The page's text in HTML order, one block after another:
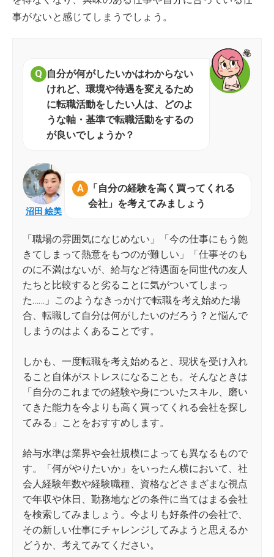
事がないと感じてしまうでしょう。
自分が何がしたいかはわからない
けれど、環境や待遇を変えるため
に転職活動をしたい人は、どのよ
うな軸・基準で転職活動をするの
が良いでしょうか？
沼田 絵美
「自分の経験を高く買ってくれる
会社」を考えてみましょう
「職場の雰囲気になじめない」「今の仕事にもう飽
きてしまって熱意をもつのが難しい」「仕事そのも
のに不満はないが、給与など待遇面を同世代の友人
たちと比較すると劣ることに気がついてしまっ
た……」このようなきっかけで転職を考え始めた場
合、転職して自分は何がしたいのだろう？と悩んで
しまうのはよくあることです。
しかも、一度転職を考え始めると、現状を受け入れ
ること自体がストレスになることも。そんなときは
「自分のこれまでの経験や身についたスキル、磨い
てきた能力を今よりも高く買ってくれる会社を探し
てみる」ことをおすすめします。
給与水準は業界や会社規模によっても異なるもので
す。「何がやりたいか」をいったん横において、社
会人経験年数や経験職種、資格などさまざまな視点
で年収や休日、勤務地などの条件に当てはまる会社
を検索してみましょう。今よりも好条件の会社で、
その新しい仕事にチャレンジしてみようと思えるか
どうか、考えてみてください。